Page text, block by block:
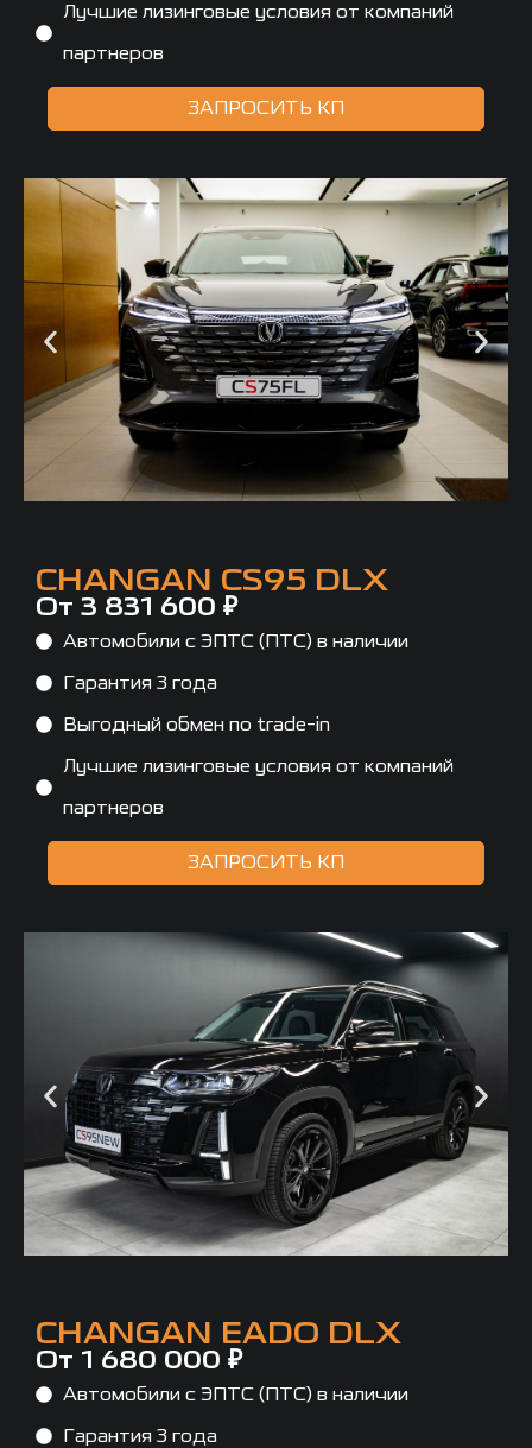
Лучшие лизинговые условия от компаний
партнеров
ЗАПРОСИТЬ КП
CHANGAN CS95 DLX
От 3 831 600 ₽
Автомобили с ЭПТС (ПТС) в наличии
Гарантия 3 года
Выгодный обмен по trade-in
Лучшие лизинговые условия от компаний
партнеров
ЗАПРОСИТЬ КП
CHANGAN EADO DLX
От 1 680 000 ₽
Автомобили с ЭПТС (ПТС) в наличии
Гарантия 3 года